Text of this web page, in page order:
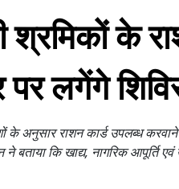
के
लगेंगे
के अनुसार राशन कार्ड उपलब्ध
बताया कि खाद्य, नागरिक आपूर्ति